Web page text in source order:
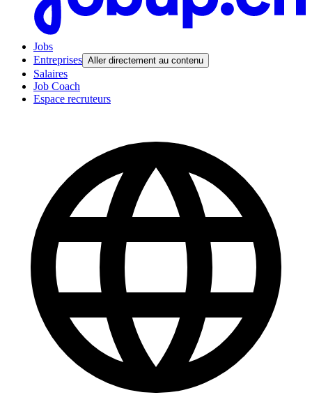
Jobs
Entreprises Aller directement au contenu
Salaires
Job Coach
Espace recruteurs